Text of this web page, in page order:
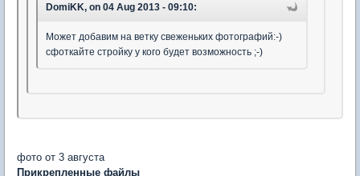
DomiKK, on 04 Aug 2013 - 09:10:
Может добавим на ветку свеженьких фотографий:-)
сфоткайте стройку у кого будет возможность ;-)
фото от 3 августа
Прикрепленные файлы